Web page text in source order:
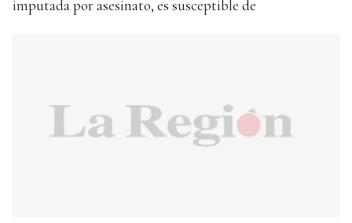
imputada por asesinato, es susceptible de